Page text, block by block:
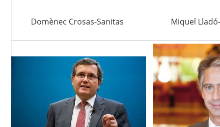
Domènec Crosas-Sanitas Miquel